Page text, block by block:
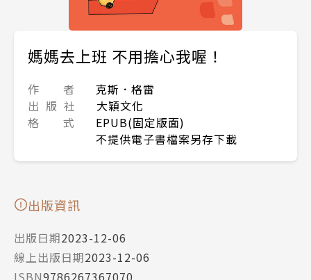
媽媽去上班 不用擔心我喔！
作 者
克斯．格雷
出 版 社
大穎文化
格 式
EPUB(固定版面)
不提供電子書檔案另存下載
出版資訊
出版日期2023-12-06
線上出版日期2023-12-06
ISBN9786267367070